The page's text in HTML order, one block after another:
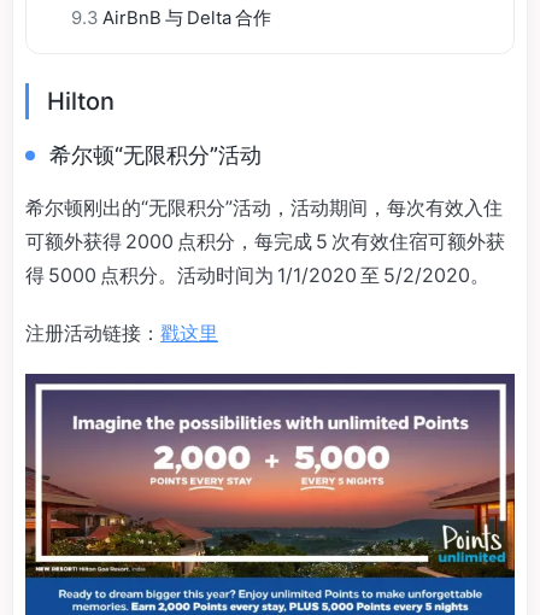
9.3 AirBnB 与 Delta 合作
Hilton
希尔顿“无限积分”活动
希尔顿刚出的“无限积分”活动，活动期间，每次有效入住
可额外获得 2000 点积分，每完成 5 次有效住宿可额外获
得 5000 点积分。活动时间为 1/1/2020 至 5/2/2020。
注册活动链接： 戳这里